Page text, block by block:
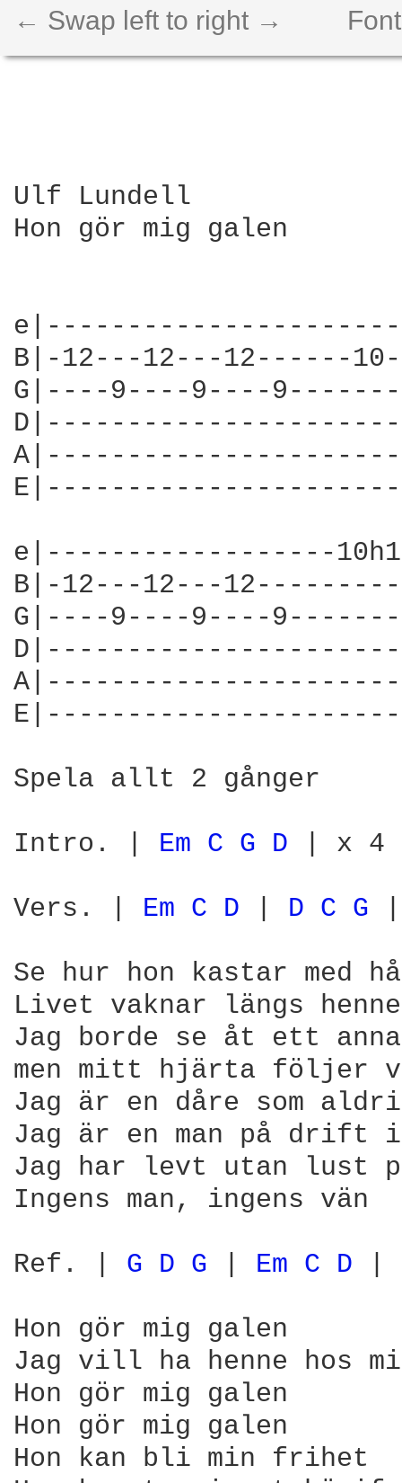
← Swap left to right →
Ulf Lundell
Hon gör mig galen
B|-12---12---12------
G|----9----9----9-------
e|------------------10h12-
B|-12---12---
G|----9----9----
Spela allt 2 gånger
Intro. | Em C G D | x 4
Vers. | Em C D D C G
Se hur hon kastar med
Livet vaknar längs
Jag borde se åt ett
men mitt hjärta följer
Jag är en dåre som
Jag är en man på drift
Jag har levt utan lust
Ingens man, ingens vän
Ref. | G D G Em C D
Hon gör mig galen
Jag vill ha henne hos
Hon gör mig galen
Hon gör mig galen
Hon kan bli min frihet